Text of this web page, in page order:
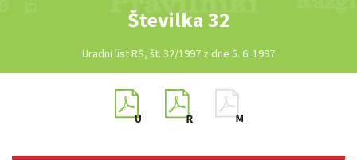
Številka 32
Uradni list RS, št. 32/1997 z dne 5. 6. 1997